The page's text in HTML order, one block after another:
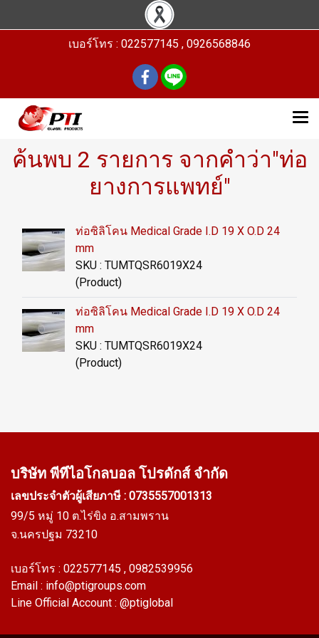
เบอร์โทร : 022577145 , 0926568846
ค้นพบ 2 รายการ จากคำว่า"ท่อ
ยางการแพทย์"
ท่อซิลิโคน Medical Grade I.D 19 X O.D 24
mm
SKU : TUMTQSR6019X24
(Product)
ท่อซิลิโคน Medical Grade I.D 19 X O.D 24
mm
SKU : TUMTQSR6019X24
(Product)
บริษัท พีทีไอโกลบอล โปรดักส์ จำกัด
เลขประจำตัวผู้เสียภาษี : 0735557001313
99/5 หมู่ 10 ต.ไร่ขิง อ.สามพราน
จ.นครปฐม 73210
เบอร์โทร : 022577145 , 0982539956
Email : info@ptigroups.com
Line Official Account : @ptiglobal